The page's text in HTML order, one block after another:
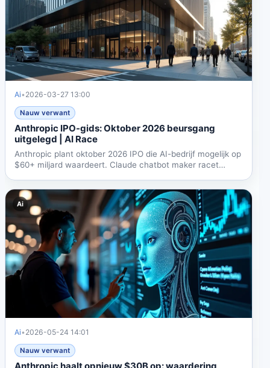
Ai• 2026-03-27 13:00
Nauw verwant
Anthropic IPO-gids: Oktober 2026 beursgang
uitgelegd | AI Race
Anthropic plant oktober 2026 IPO die AI-bedrijf mogelijk op
$60+ miljard waardeert. Claude chatbot maker racet
Ai
Ai• 2026-05-24 14:01
Nauw verwant
Anthropic haalt opnieuw $30B op: waardering